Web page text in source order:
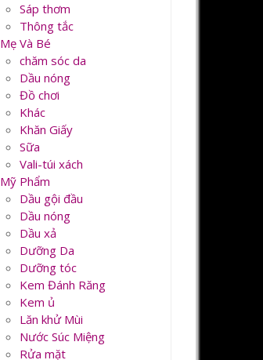
Sáp thơm
Thông tắc
Mẹ Và Bé
chăm sóc da
Dầu nóng
Đồ chơi
Khác
Khăn Giấy
Sữa
Vali-túi xách
Mỹ Phẩm
Dầu gội đầu
Dầu nóng
Dầu xả
Dưỡng Da
Dưỡng tóc
Kem Đánh Răng
Kem ủ
Lăn khử Mùi
Nước Súc Miệng
Rửa mặt